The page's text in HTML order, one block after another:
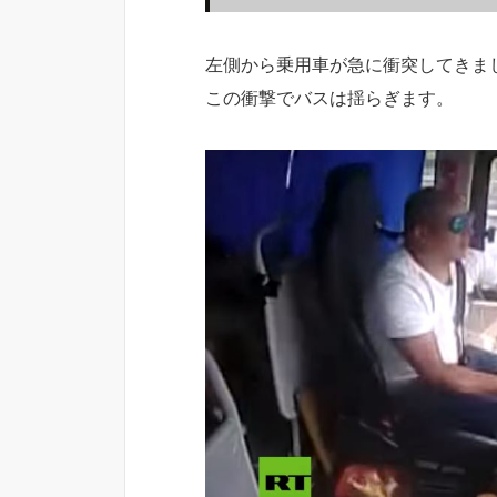
左側から乗用車が急に衝突してきま
この衝撃でバスは揺らぎます。